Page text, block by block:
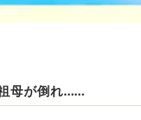
母が倒れ……